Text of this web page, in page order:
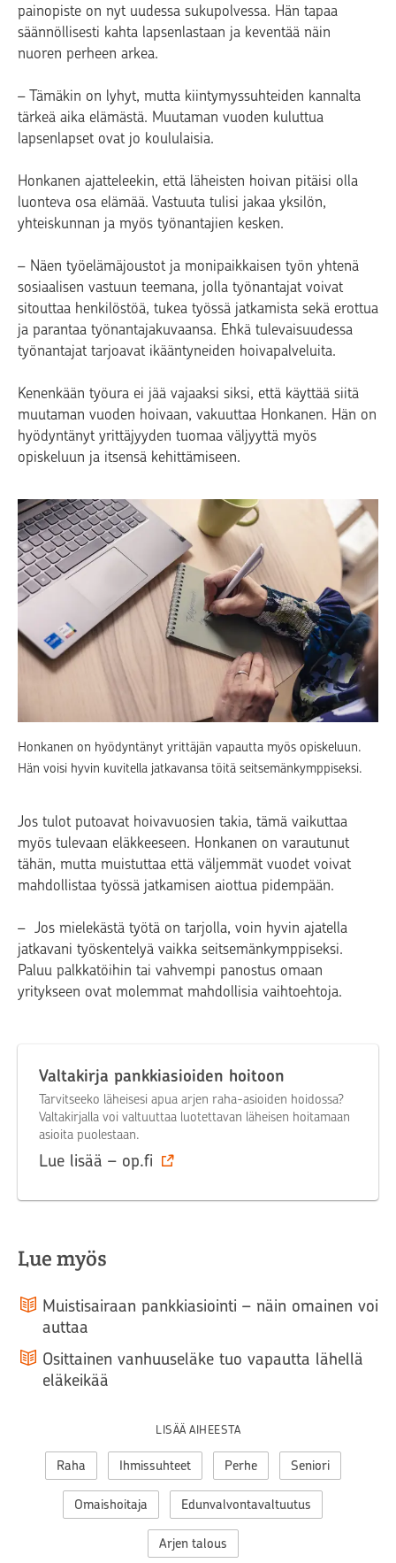
painopiste on nyt uudessa sukupolvessa. Hän tapaa
säännöllisesti kahta lapsenlastaan ja keventää näin
nuoren perheen arkea.
– Tämäkin on lyhyt, mutta kiintymyssuhteiden kannalta
tärkeä aika elämästä. Muutaman vuoden kuluttua
lapsenlapset ovat jo koululaisia.
Honkanen ajatteleekin, että läheisten hoivan pitäisi olla
luonteva osa elämää. Vastuuta tulisi jakaa yksilön,
yhteiskunnan ja myös työnantajien kesken.
– Näen työelämäjoustot ja monipaikkaisen työn yhtenä
sosiaalisen vastuun teemana, jolla työnantajat voivat
sitouttaa henkilöstöä, tukea työssä jatkamista sekä erottua
ja parantaa työnantajakuvaansa. Ehkä tulevaisuudessa
työnantajat tarjoavat ikääntyneiden hoivapalveluita.
Kenenkään työura ei jää vajaaksi siksi, että käyttää siitä
muutaman vuoden hoivaan, vakuuttaa Honkanen. Hän on
hyödyntänyt yrittäjyyden tuomaa väljyyttä myös
opiskeluun ja itsensä kehittämiseen.
Honkanen on hyödyntänyt yrittäjän vapautta myös opiskeluun.
Hän voisi hyvin kuvitella jatkavansa töitä seitsemänkymppiseksi.
Jos tulot putoavat hoivavuosien takia, tämä vaikuttaa
myös tulevaan eläkkeeseen. Honkanen on varautunut
tähän, mutta muistuttaa että väljemmät vuodet voivat
mahdollistaa työssä jatkamisen aiottua pidempään.
– Jos mielekästä työtä on tarjolla, voin hyvin ajatella
jatkavani työskentelyä vaikka seitsemänkymppiseksi.
Paluu palkkatöihin tai vahvempi panostus omaan
yritykseen ovat molemmat mahdollisia vaihtoehtoja.
Valtakirja pankkiasioiden hoitoon
Tarvitseeko läheisesi apua arjen raha-asioiden hoidossa?
Valtakirjalla voi valtuuttaa luotettavan läheisen hoitamaan
asioita puolestaan.
Lue lisää – op.fi
Lue myös
Muistisairaan pankkiasiointi – näin omainen voi
auttaa
Osittainen vanhuuseläke tuo vapautta lähellä
eläkeikää
LISÄÄ AIHEESTA
Raha Ihmissuhteet Perhe Seniori
Omaishoitaja Edunvalvontavaltuutus
Arjen talous